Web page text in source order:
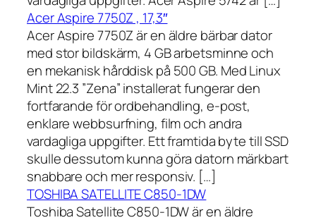
Acer Aspire 7750Z , 17,3″
Acer Aspire 7750Z är en äldre bärbar dator
med stor bildskärm, 4 GB arbetsminne och
en mekanisk hårddisk på 500 GB. Med Linux
Mint 22.3 ”Zena” installerat fungerar den
fortfarande för ordbehandling, e-post,
enklare webbsurfning, film och andra
vardagliga uppgifter. Ett framtida byte till SSD
skulle dessutom kunna göra datorn märkbart
snabbare och mer responsiv. […]
TOSHIBA SATELLITE C850-1DW
Toshiba Satellite C850-1DW är en äldre